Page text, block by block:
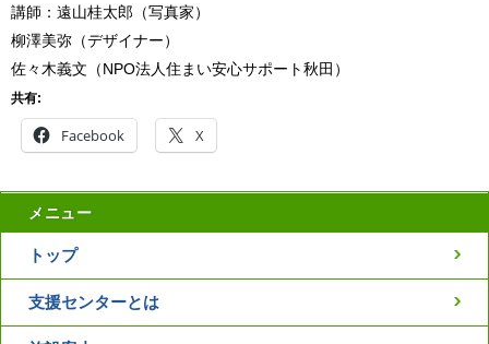
講師：遠山桂太郎（写真家）
柳澤美弥（デザイナー）
佐々木義文（NPO法人住まい安心サポート秋田）
共有:
Facebook X
メニュー
トップ
支援センターとは